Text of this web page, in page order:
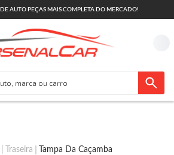
AUTO PEÇAS MAIS COMPLETA DO MERCADO!
Traseira Tampa Da Caçamba